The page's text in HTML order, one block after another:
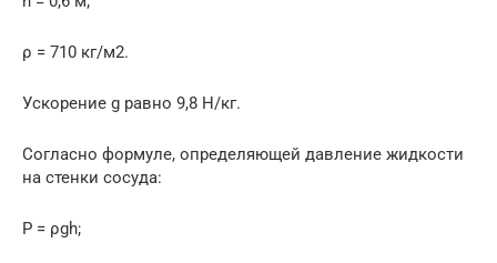
ρ = 710 кг/м2.
Ускорение g равно 9,8 H/кг.
Согласно формуле, определяющей давление жидкости
на стенки сосуда:
Р = ρgh;